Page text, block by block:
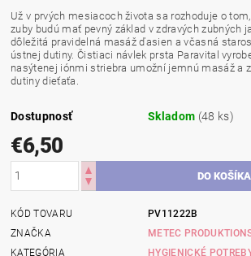
Už v prvých mesiacoch života sa rozhoduje o
zuby budú mať pevný základ v zdravých zubných
dôležitá pravidelná masáž ďasien a včasná
ústnej dutiny. Čistiaci návlek prsta Paravital
nasýtenej iónmi striebra umožní jemnú masáž a
dutiny dieťaťa.
Dostupnosť Skladom (48 ks)
€6,50
KÓD TOVARU
PV11222B
ZNAČKA
METEC
KATEGÓRIA
HYGIENICKÉ